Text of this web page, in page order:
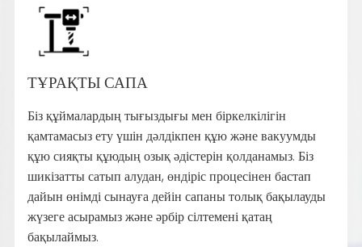
ТҰРАҚТЫ САПА
Біз құймалардың тығыздығы мен біркелкілігін
қамтамасыз ету үшін дәлдікпен құю және вакуумды
құю сияқты құюдың озық әдістерін қолданамыз. Біз
шикізатты сатып алудан, өндіріс процесінен бастап
дайын өнімді сынауға дейін сапаны толық бақылауды
жүзеге асырамыз және әрбір сілтемені қатаң
бақылаймыз.